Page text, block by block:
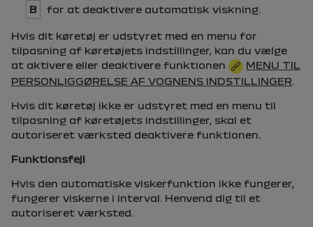
B
for at deaktivere automatisk viskning.
Hvis dit køretøj er udstyret med en menu for
tilpasning af køretøjets indstillinger, kan du vælge
at aktivere eller deaktivere funktionen
MENU TIL
PERSONLIGGØRELSE AF VOGNENS INDSTILLINGER
Hvis dit køretøj ikke er udstyret med en menu til
tilpasning af køretøjets indstillinger, skal et
autoriseret værksted deaktivere funktionen.
Funktionsfejl
Hvis den automatiske viskerfunktion ikke fungerer,
fungerer viskerne i interval. Henvend dig til et
autoriseret værksted.